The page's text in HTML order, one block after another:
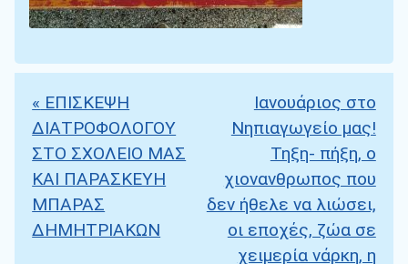
Πλοήγηση άρθρων
« ΕΠΙΣΚΕΨΗ
ΔΙΑΤΡΟΦΟΛΟΓΟΥ
ΣΤΟ ΣΧΟΛΕΙΟ ΜΑΣ
ΚΑΙ ΠΑΡΑΣΚΕΥΗ
ΜΠΑΡΑΣ
ΔΗΜΗΤΡΙΑΚΩΝ
Ιανουάριος στο
Νηπιαγωγείο μας!
Τηξη- πήξη, ο
χιονανθρωπος που
δεν ήθελε να λιώσει,
οι εποχές, ζώα σε
χειμερία νάρκη, η